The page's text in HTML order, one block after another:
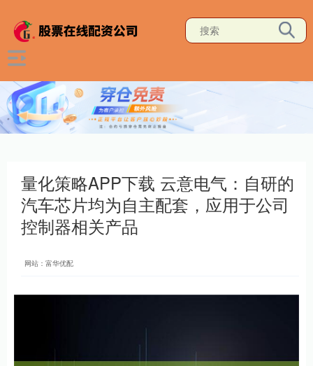
量化策略APP下载 云意电气：自研的
汽车芯片均为自主配套，应用于公司
控制器相关产品
网站：富华优配